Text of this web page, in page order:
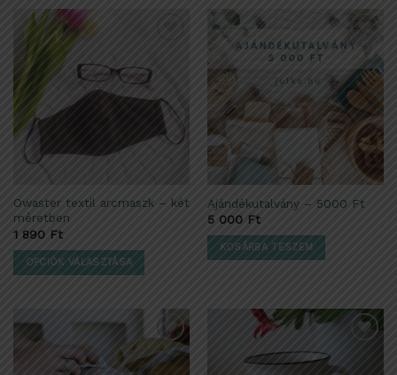
adom
Owaster textil arcmaszk – két
méretben
1 890 Ft
OPCIÓK VÁLASZTÁSA
terméknek
több
variációja
Kedvencekhez
Ajándékutalvány – 5000 Ft
5 000 Ft
KOSÁRBA TESZEM
Kedvencekhez
adom
Kedvencekhez
adom